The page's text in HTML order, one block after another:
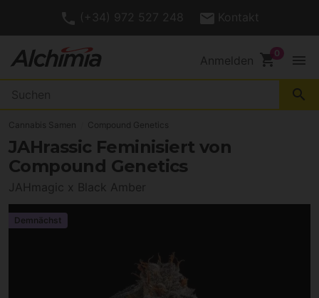
(+34) 972 527 248 Kontakt
Anmelden shopping_cart menu
search
Cannabis Samen Compound Genetics
JAHrassic Feminisiert von
Compound Genetics
JAHmagic x Black Amber
Demnächst